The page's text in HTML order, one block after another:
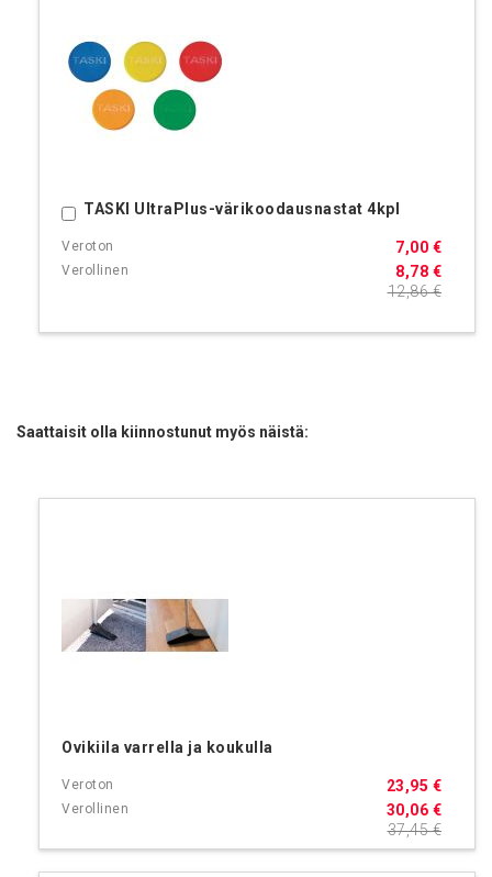
TASKI UltraPlus-värikoodausnastat 4kpl
8,78 €
7,00 €
12,86 €
Ostoskoriin
Saattaisit olla kiinnostunut myös näistä:
Ovikiila varrella ja koukulla
30,06 €
23,95 €
37,45 €